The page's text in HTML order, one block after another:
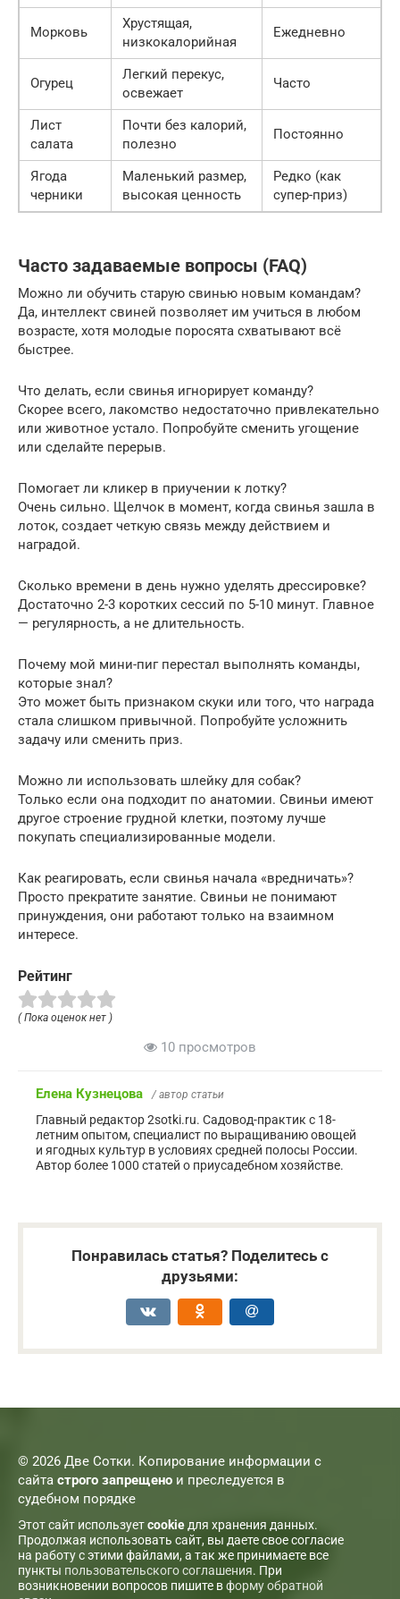
Морковь
Хрустящая,
низкокалорийная
Ежедневно
Огурец
Легкий перекус,
освежает
Часто
Лист
салата
Почти без калорий,
полезно
Постоянно
Ягода
черники
Маленький размер,
высокая ценность
Редко (как
супер-приз)
Часто задаваемые вопросы (FAQ)
Можно ли обучить старую свинью новым командам?
Да, интеллект свиней позволяет им учиться в любом
возрасте, хотя молодые поросята схватывают всё
быстрее.
Что делать, если свинья игнорирует команду?
Скорее всего, лакомство недостаточно привлекательно
или животное устало. Попробуйте сменить угощение
или сделайте перерыв.
Помогает ли кликер в приучении к лотку?
Очень сильно. Щелчок в момент, когда свинья зашла в
лоток, создает четкую связь между действием и
наградой.
Сколько времени в день нужно уделять дрессировке?
Достаточно 2-3 коротких сессий по 5-10 минут. Главное
— регулярность, а не длительность.
Почему мой мини-пиг перестал выполнять команды,
которые знал?
Это может быть признаком скуки или того, что награда
стала слишком привычной. Попробуйте усложнить
задачу или сменить приз.
Можно ли использовать шлейку для собак?
Только если она подходит по анатомии. Свиньи имеют
другое строение грудной клетки, поэтому лучше
покупать специализированные модели.
Как реагировать, если свинья начала «вредничать»?
Просто прекратите занятие. Свиньи не понимают
принуждения, они работают только на взаимном
интересе.
Рейтинг
( Пока оценок нет )
10 просмотров
Елена Кузнецова / автор статьи
Главный редактор 2sotki.ru. Садовод-практик с 18-
летним опытом, специалист по выращиванию овощей
и ягодных культур в условиях средней полосы России.
Автор более 1000 статей о приусадебном хозяйстве.
Понравилась статья? Поделитесь с
друзьями:
© 2026 Две Сотки. Копирование информации с
сайта строго запрещено и преследуется в
судебном порядке
Этот сайт используетcookieдля хранения данных.
Продолжая использовать сайт, вы даете свое согласие
на работу с этими файлами, а так же принимаете все
пункты пользовательского соглашения. При
возникновении вопросов пишите вформу обратной